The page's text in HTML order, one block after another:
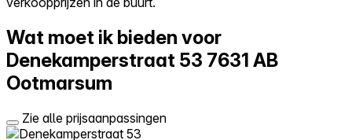
Wat moet ik bieden voor
Denekamperstraat 53 7631 AB
Ootmarsum
Zie alle prijsaanpassingen